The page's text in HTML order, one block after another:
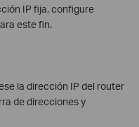
IP fija, configure
este fin.
la dirección IP del router
de direcciones y